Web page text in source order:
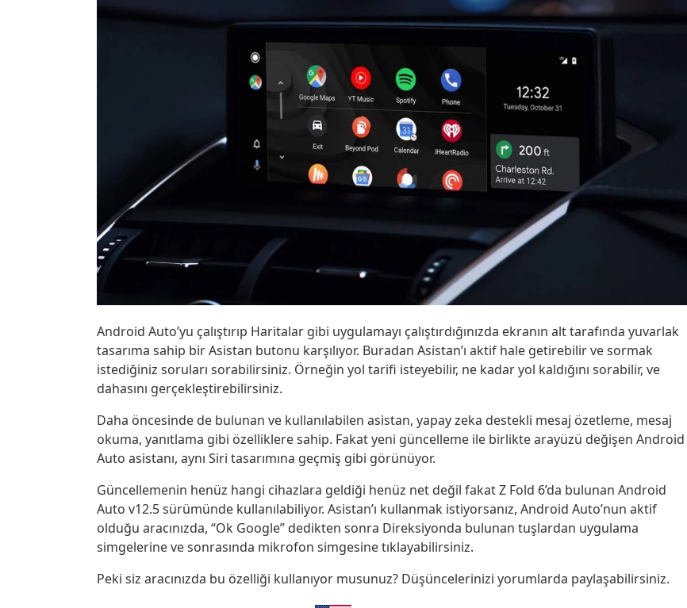
Android Auto’yu çalıştırıp Haritalar gibi uygulamayı çalıştırdığınızda ekranın alt tarafında yuvarlak
tasarıma sahip bir Asistan butonu karşılıyor. Buradan Asistan’ı aktif hale getirebilir ve sormak
istediğiniz soruları sorabilirsiniz. Örneğin yol tarifi isteyebilir, ne kadar yol kaldığını sorabilir, ve
dahasını gerçekleştirebilirsiniz.
Daha öncesinde de bulunan ve kullanılabilen asistan, yapay zeka destekli mesaj özetleme, mesaj
okuma, yanıtlama gibi özelliklere sahip. Fakat yeni güncelleme ile birlikte arayüzü değişen Android
Auto asistanı, aynı Siri tasarımına geçmiş gibi görünüyor.
Güncellemenin henüz hangi cihazlara geldiği henüz net değil fakat Z Fold 6’da bulunan Android
Auto v12.5 sürümünde kullanılabiliyor. Asistan’ı kullanmak istiyorsanız, Android Auto’nun aktif
olduğu aracınızda, “Ok Google” dedikten sonra Direksiyonda bulunan tuşlardan uygulama
simgelerine ve sonrasında mikrofon simgesine tıklayabilirsiniz.
Peki siz aracınızda bu özelliği kullanıyor musunuz? Düşüncelerinizi yorumlarda paylaşabilirsiniz.